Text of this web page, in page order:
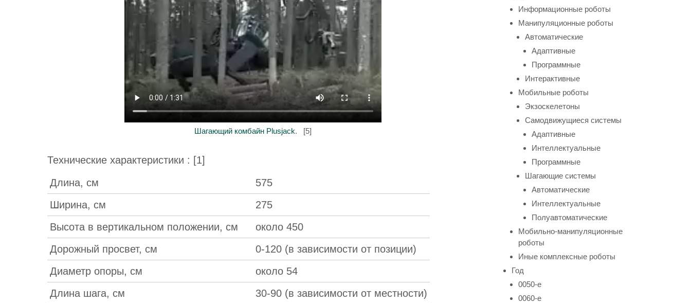
Шагающий комбайн Plusjack. [5]
Технические характеристики : [1]
Длина, см
575
Ширина, см
275
Высота в вертикальном положении, см
около 450
Дорожный просвет, см
0-120 (в зависимости от позиции)
Диаметр опоры, см
около 54
Длина шага, см
30-90 (в зависимости от местности)
Информационные роботы
Манипуляционные роботы
Автоматические
Адаптивные
Программные
Интерактивные
Мобильные роботы
Экзоскелетоны
Самодвижущиеся системы
Адаптивные
Интеллектуальные
Программные
Шагающие системы
Автоматические
Интеллектуальные
Полуавтоматические
Мобильно-манипуляционные
роботы
Иные комплексные роботы
Год
0050-е
0060-е